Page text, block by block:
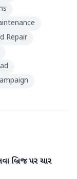
Repair
બ્રિજ પર ચાર